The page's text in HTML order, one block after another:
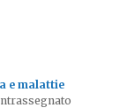
e malattie